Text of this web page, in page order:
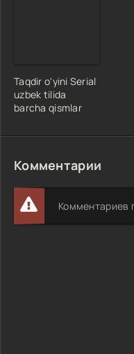
Taqdir o'yini Serial
uzbek tilida
barcha qismlar
Комментарии
Комментариев